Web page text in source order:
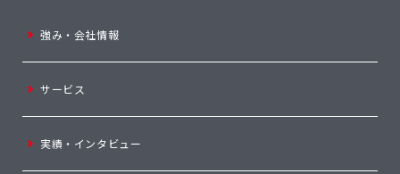
強み・会社情報
サービス
実績・インタビュー